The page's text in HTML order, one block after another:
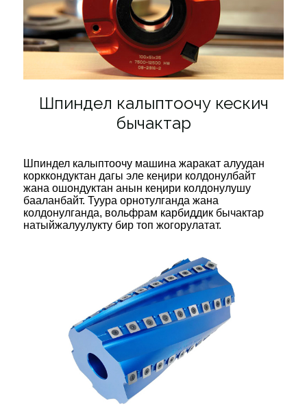
Шпиндел калыптоочу кескич
бычактар
Шпиндел калыптоочу машина жаракат алуудан
корккондуктан дагы эле кеңири колдонулбайт
жана ошондуктан анын кеңири колдонулушу
бааланбайт. Туура орнотулганда жана
колдонулганда, вольфрам карбиддик бычактар ​​
натыйжалуулукту бир топ жогорулатат.